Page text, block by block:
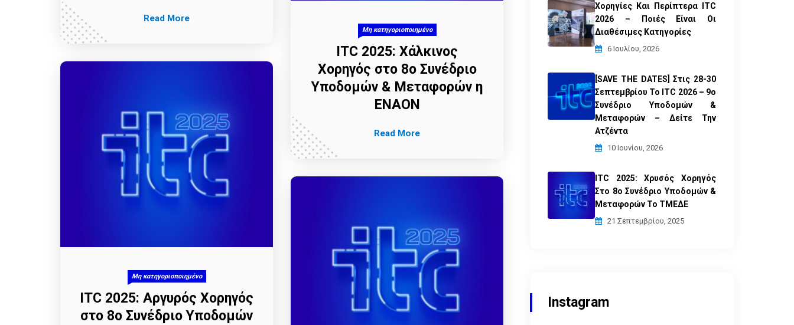
Read More
Μη κατηγοριοποιημένο
ITC 2025: Χάλκινος
Χορηγός στο 8ο Συνέδριο
Υποδομών & Μεταφορών η
ΕΝΑΟΝ
Read More
Μη κατηγοριοποιημένο
ITC 2025: Αργυρός Χορηγός
στο 8ο Συνέδριο Υποδομών
Χορηγίες Και Περίπτερα ITC
2026 – Ποιές Είναι Οι
Διαθέσιμες Κατηγορίες
6 Ιουλίου, 2026
[SAVE THE DATES] Στις 28-30
Σεπτεμβρίου Το ITC 2026 – 9ο
Συνέδριο Υποδομών &
Μεταφορών – Δείτε Την
Ατζέντα
10 Ιουνίου, 2026
ITC 2025: Χρυσός Χορηγός
Στο 8ο Συνέδριο Υποδομών &
Μεταφορών Το ΤΜΕΔΕ
21 Σεπτεμβρίου, 2025
Instagram